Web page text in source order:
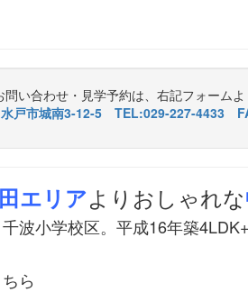
問い合わせ・見学予約は、右記フォーム
水戸市城南3-12-5 TEL:029-227-4433
エリアよりおしゃれな
波小学校区。平成16年築
ら